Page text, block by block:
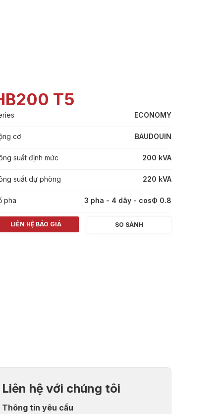
T5
ECONOMY
cơ BAUDOUIN
suất định mức 200 kVA
suất dự phòng 220 kVA
pha 3 pha - 4 dây - cosФ 0.8
LIÊN HỆ BÁO GIÁ SO SÁNH
Liên hệ với chúng tôi
Thông tin yêu cầu